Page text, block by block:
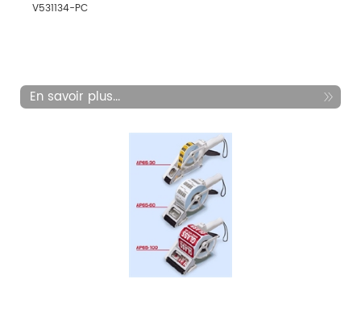
V531134-PC
En savoir plus...